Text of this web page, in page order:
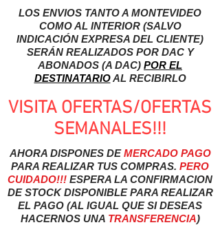
LOS ENVIOS TANTO A MONTEVIDEO
COMO AL INTERIOR (SALVO
INDICACIÓN EXPRESA DEL CLIENTE)
SERÁN REALIZADOS POR DAC Y
ABONADOS (A DAC) POR EL
DESTINATARIOAL RECIBIRLO
VISITA OFERTAS/OFERTAS
SEMANALES!!!
AHORA DISPONES DEMERCADO PAGO
PARA REALIZAR TUS COMPRAS. PERO
CUIDADO!!! ESPERA LA CONFIRMACION
DE STOCK DISPONIBLE PARA REALIZAR
EL PAGO (AL IGUAL QUE SI DESEAS
HACERNOS UNA TRANSFERENCIA)